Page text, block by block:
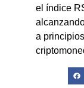
el índice
a